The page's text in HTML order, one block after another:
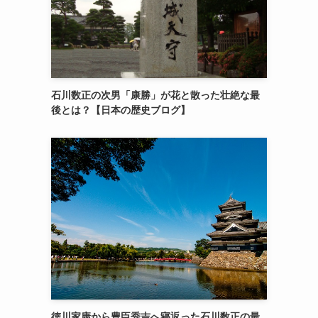
石川数正の次男「康勝」が花と散った壮絶な最
後とは？【日本の歴史ブログ】